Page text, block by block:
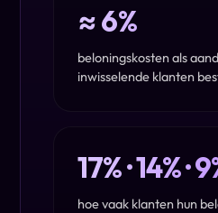
≈ 6%
beloningskosten als
inwisselende klanten
17% · 14% ·
hoe vaak klanten hun